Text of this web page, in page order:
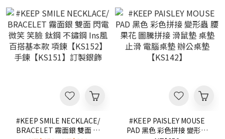
#KEEP SMILE NECKLACE/
BRACELET 霧面銀 雙面 閃
#KEEP PAISLEY MOUSE
PAD 黑色 彩色拼接 變形蟲